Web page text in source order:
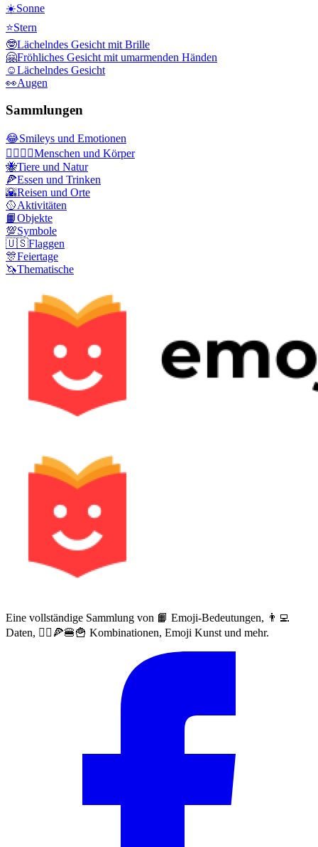
☀️Sonne
⭐Stern
🤓Lächelndes Gesicht mit Brille
🤗Fröhliches Gesicht mit umarmenden Händen
☺️Lächelndes Gesicht
👀Augen
Sammlungen
😂Smileys und Emotionen
👩‍❤️‍💋‍👨Menschen und Körper
🐝Tiere und Natur
🍕Essen und Trinken
🌇Reisen und Orte
🥎Aktivitäten
📙Objekte
💯Symbole
🇺🇸Flaggen
🎊Feiertage
🦄Thematische
Eine vollständige Sammlung von 📙 Emoji-Bedeutungen, 👨‍💻
Daten, 🙅‍♀️🍕🍔🍟 Kombinationen, Emoji Kunst und mehr.